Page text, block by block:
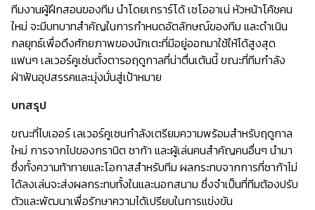
ทีมงานผู้ฝึกสอนของทีม นำโดยเกราร์โด้ เซโออาเน่ หัวหน้าโค้ชคน
ใหม่ จะมีบทบาทสำคัญในการกำหนดอัตลักษณ์ของทีม และดำเนิน
กลยุทธ์เพื่อดึงศักยภาพของนักเตะที่มีอยู่ออกมาใช้ให้ได้สูงสุด
แฟนๆ เลเวอร์คูเซ่นตั้งตารอฤดูกาลที่น่าตื่นเต้นนี้ ขณะที่ทีมกำลัง
ฝ่าฟันอุปสรรคและมุ่งมั่นสู่เป้าหมาย
บทสรุป
ขณะที่ไบเออร์ เลเวอร์คูเซนกำลังเตรียมความพร้อมสำหรับฤดูกาล
ใหม่ การจากไปของกรานิต ชาก้า และผู้เล่นคนสำคัญคนอื่นๆ นำมา
ซึ่งทั้งความท้าทายและโอกาสสำหรับทีม ผลกระทบจากการที่ชาก้าไม่
ได้ลงเล่นจะส่งผลกระทบทั้งในและนอกสนาม ซึ่งจำเป็นที่ทีมต้องปรับ
ตัวและพัฒนาเพื่อรักษาความได้เปรียบในการแข่งขัน